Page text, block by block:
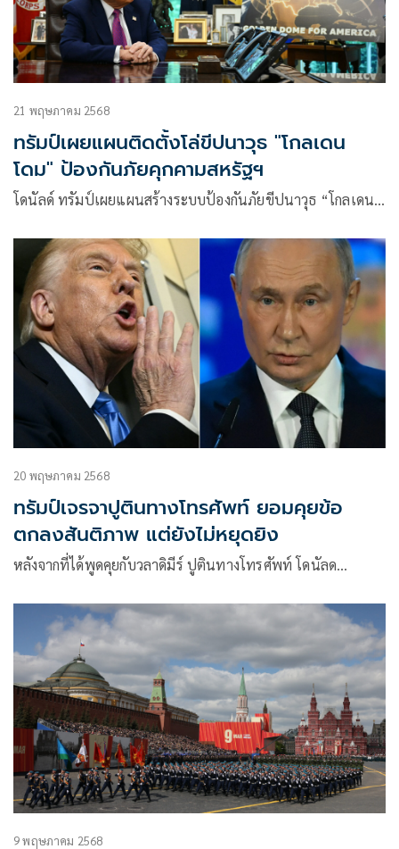
21 พฤษภาคม 2568
ทรัมป์เผยแผนติดตั้งโล่ขีปนาวุธ "โกลเดน
โดม" ป้องกันภัยคุกคามสหรัฐฯ
โดนัลด์ ทรัมป์เผยแผนสร้างระบบป้องกันภัยขีปนาวุธ “โกลเดน…
20 พฤษภาคม 2568
ทรัมป์เจรจาปูตินทางโทรศัพท์ ยอมคุยข้อ
ตกลงสันติภาพ แต่ยังไม่หยุดยิง
หลังจากที่ได้พูดคุยกับวลาดิมีร์ ปูตินทางโทรศัพท์ โดนัลด…
9 พฤษภาคม 2568